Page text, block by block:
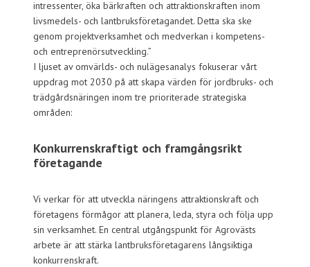
intressenter, öka bärkraften och attraktionskraften inom
livsmedels- och lantbruksföretagandet. Detta ska ske
genom projektverksamhet och medverkan i kompetens-
och entreprenörsutveckling.”
I ljuset av omvärlds- och nulägesanalys fokuserar vårt
uppdrag mot 2030 på att skapa värden för jordbruks- och
trädgårdsnäringen inom tre prioriterade strategiska
områden:
Konkurrenskraftigt och framgångsrikt
företagande
Vi verkar för att utveckla näringens attraktionskraft och
företagens förmågor att planera, leda, styra och följa upp
sin verksamhet. En central utgångspunkt för Agrovästs
arbete är att stärka lantbruksföretagarens långsiktiga
konkurrenskraft.